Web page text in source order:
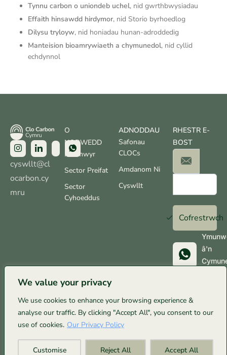
We value your privacy
We use cookies to enhance your browsing experience &
analyse our traffic. By clicking "Accept All", you consent to our
use of cookies. Our Privacy Policy
Customise Reject All Accept All
Tynnu carbon o uniondeb uchel, nid gwrthbwysiadau
Effaith hinsawdd hirdymor, nid Storio byrhoedlog
Dilysu tryloyw, nid honiadau hunan-adroddedig
Manteision bioamrywiaeth a chymunedol, nid cyllid
echdynnol
cyswllt@cl
ocarbon.cy
mru
O
NODWEDD
Ffermwyr
Sector Preifat
Sector
Cyhoeddus
ADNODDAU
Safonau
CLOCs
Amdanom Ni
Cyswllt
RHESTR E-
BOST
Cofrestrwch
â'n
© Clo Carbon Cymru 2025. Cedwir pob hawl. Wedi’i
gynnal yn gyfrifol, a’i bweru gan 100% ynni gwynt ar: